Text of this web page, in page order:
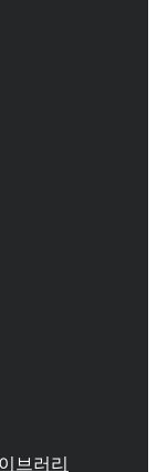
브러리